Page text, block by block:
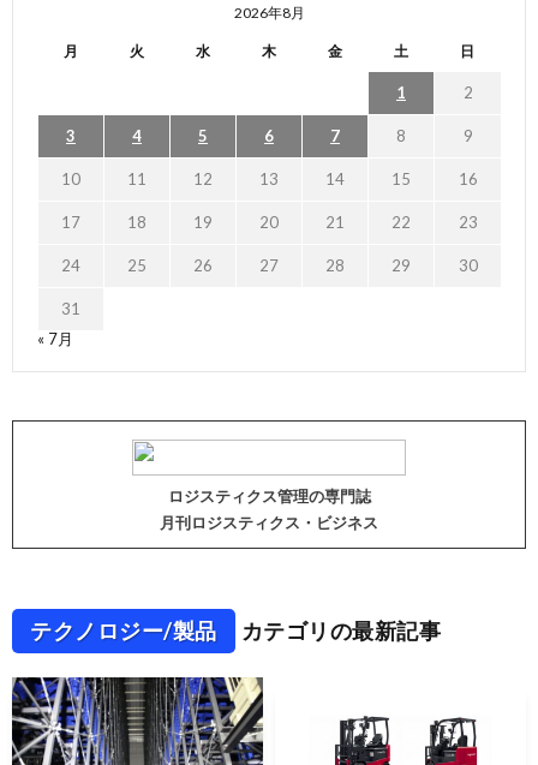
2026年8月
月 火 水 木 金 土 日
1 2
3 4 5 6 7 8 9
10 11 12 13 14 15 16
17 18 19 20 21 22 23
24 25 26 27 28 29 30
31
« 7月
ロジスティクス管理の専門誌
月刊ロジスティクス・ビジネス
テクノロジー/製品 カテゴリの最新記事